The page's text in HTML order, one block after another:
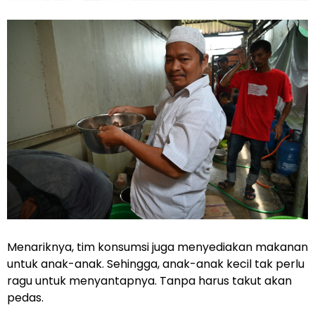
Menariknya, tim konsumsi juga menyediakan makanan
untuk anak-anak. Sehingga, anak-anak kecil tak perlu
ragu untuk menyantapnya. Tanpa harus takut akan
pedas.